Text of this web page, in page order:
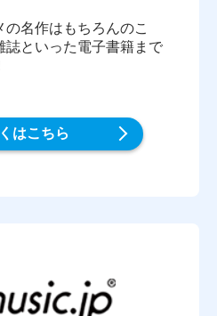
名作はもちろんのこ
誌といった電子書籍まで
はこちら